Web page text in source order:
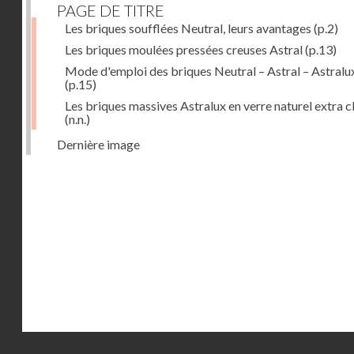
PAGE DE TITRE
Les briques soufflées Neutral, leurs avantages (p.2)
Les briques moulées pressées creuses Astral(p.13)
Mode d'emploi des briques Neutral – Astral –
(p.15)
Les briques massives Astralux en verre naturel extra
(n.n.)
Dernière image